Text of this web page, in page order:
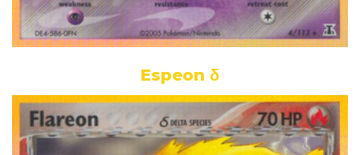
Espeon δ